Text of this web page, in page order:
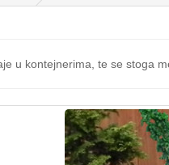
u kontejnerima, te se stoga